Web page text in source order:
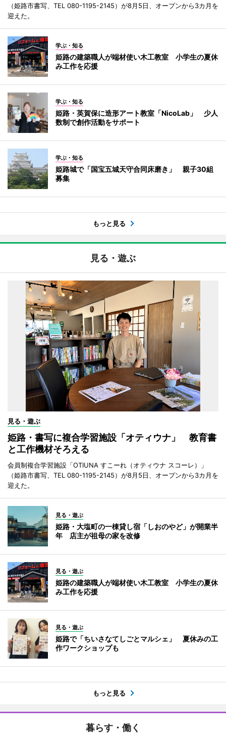
（姫路市書写、TEL 080-1195-2145）が8月5日、オープンから3カ月を
迎えた。
学ぶ・知る
姫路の建築職人が端材使い木工教室 小学生の夏休
み工作を応援
学ぶ・知る
姫路・英賀保に造形アート教室「NicoLab」 少人
数制で創作活動をサポート
学ぶ・知る
姫路城で「国宝五城天守合同床磨き」 親子30組
募集
もっと見る
見る・遊ぶ
見る・遊ぶ
姫路・書写に複合学習施設「オティウナ」 教育書
と工作機材そろえる
会員制複合学習施設「OTIUNA すこーれ（オティウナ スコーレ）」
（姫路市書写、TEL 080-1195-2145）が8月5日、オープンから3カ月を
迎えた。
見る・遊ぶ
姫路・大塩町の一棟貸し宿「しおのやど」が開業半
年 店主が祖母の家を改修
見る・遊ぶ
姫路の建築職人が端材使い木工教室 小学生の夏休
み工作を応援
見る・遊ぶ
姫路で「ちいさなてしごとマルシェ」 夏休みの工
作ワークショップも
もっと見る
暮らす・働く